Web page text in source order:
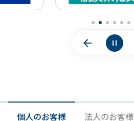
個人のお客様 法人のお客様